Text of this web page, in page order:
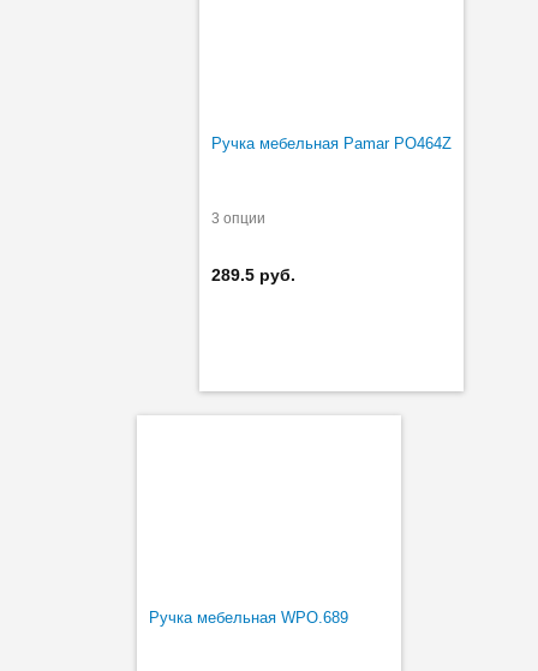
Ручка мебельная Pamar PO464Z
3 опции
289.5 руб.
Ручка мебельная WPO.689